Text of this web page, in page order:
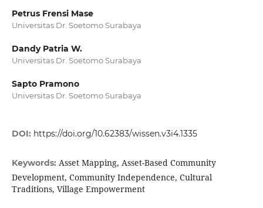
Petrus Frensi Mase
Universitas Dr. Soetomo Surabaya
Dandy Patria W.
Universitas Dr. Soetomo Surabaya
Sapto Pramono
Universitas Dr. Soetomo Surabaya
DOI: https://doi.org/10.62383/wissen.v3i4.1335
Keywords: Asset Mapping, Asset-Based Community
Development, Community Independence, Cultural
Traditions, Village Empowerment